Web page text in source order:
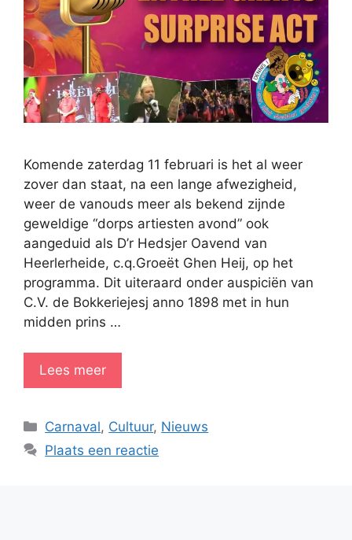
Komende zaterdag 11 februari is het al weer
zover dan staat, na een lange afwezigheid,
weer de vanouds meer als bekend zijnde
geweldige “dorps artiesten avond” ook
aangeduid als D’r Hedsjer Oavend van
Heerlerheide, c.q.Groeët Ghen Heij, op het
programma. Dit uiteraard onder auspiciën van
C.V. de Bokkeriejesj anno 1898 met in hun
midden prins …
Lees meer
Categorieën
Carnaval, Cultuur, Nieuws
Plaats een reactie